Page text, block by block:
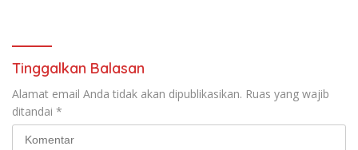
Tinggalkan Balasan
Alamat email Anda tidak akan dipublikasikan. Ruas yang wajib
ditandai *